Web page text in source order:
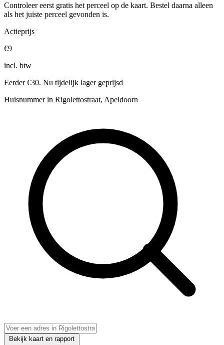
Controleer eerst gratis het perceel op de kaart. Bestel daarna alleen
als het juiste perceel gevonden is.
Actieprijs
€9
incl. btw
Eerder €30. Nu tijdelijk lager geprijsd
Huisnummer in Rigolettostraat, Apeldoorn
Bekijk kaart en rapport